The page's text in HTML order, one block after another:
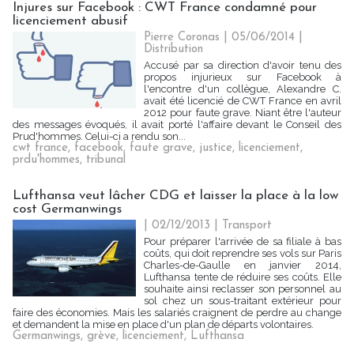
Injures sur Facebook : CWT France condamné pour
licenciement abusif
Pierre Coronas | 05/06/2014
Distribution
Accusé par sa direction d'avoir tenu des
propos injurieux sur Facebook à
l'encontre d'un collègue, Alexandre C.
avait été licencié de CWT France en avril
2012 pour faute grave. Niant être l'auteur
des messages évoqués, il avait porté l'affaire devant le Conseil des
Prud'hommes. Celui-ci a rendu son...
cwt france, facebook, faute grave, justice, licenciement,
prdu'hommes, tribunal
Lufthansa veut lâcher CDG et laisser la place à la low
cost Germanwings
| 02/12/2013
Transport
Pour préparer l'arrivée de sa filiale à bas
coûts, qui doit reprendre ses vols sur Paris
Charles-de-Gaulle en janvier 2014,
Lufthansa tente de réduire ses coûts. Elle
souhaite ainsi reclasser son personnel au
sol chez un sous-traitant extérieur pour
faire des économies. Mais les salariés craignent de perdre au change
et demandent la mise en place d'un plan de départs volontaires.
Germanwings, grève, licenciement, Lufthansa